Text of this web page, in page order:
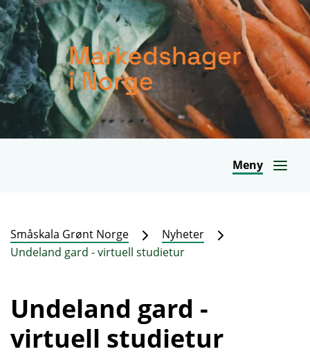
Meny
Småskala Grønt Norge
Nyheter
Undeland gard - virtuell studietur
Undeland gard -
virtuell studietur